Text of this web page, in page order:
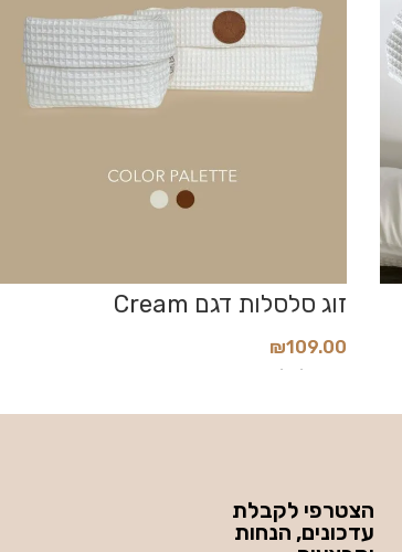
זוג סלסלות דגם Cream
₪109.00
הוסף לסל
הצטרפי לקבלת
עדכונים, הנחות